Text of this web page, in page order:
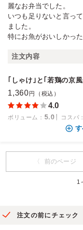
麗なお弁当でした。
いつも足りないと言っ
ました。
特にお魚がおいしかっ
注文内容
｢しゃけ｣と｢若鶏の京
1,360 円（税込）
4.0
ボリューム ： 5.0 コスパ ：
〈 前のページ
1
注文の前にチェック